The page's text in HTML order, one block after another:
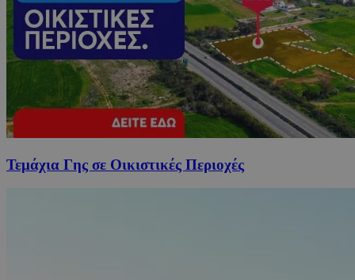
Τεμάχια Γης σε Οικιστικές Περιοχές